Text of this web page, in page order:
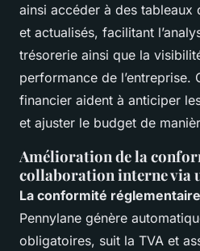
ainsi accéder à des tableaux
et actualisés, facilitant
trésorerie ainsi que la
performance de l’entreprise.
financier aident à anticiper
et ajuster le budget de
Amélioration de la
collaboration interne via
La conformité réglementaire
Pennylane génère
obligatoires, suit la TVA et